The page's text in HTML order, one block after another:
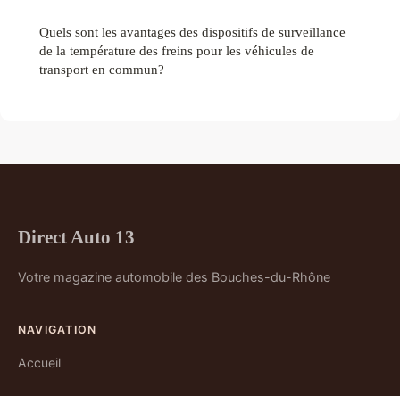
Quels sont les avantages des dispositifs de surveillance
de la température des freins pour les véhicules de
transport en commun?
Direct Auto 13
Votre magazine automobile des Bouches-du-Rhône
NAVIGATION
Accueil